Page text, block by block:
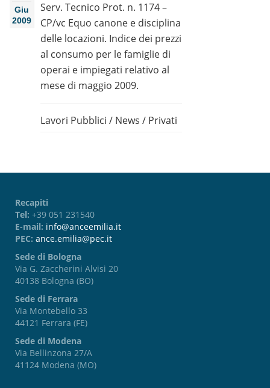
Giu
2009
Serv. Tecnico Prot. n. 1174 –
CP/vc Equo canone e disciplina
delle locazioni. Indice dei prezzi
al consumo per le famiglie di
operai e impiegati relativo al
mese di maggio 2009.
Lavori Pubblici / News / Privati
Recapiti
Tel: +39 051 231540
E-mail: info@anceemilia.it
PEC: ance.emilia@pec.it
Sede di Bologna
Via G. Zaccherini Alvisi 20
40138 Bologna (BO)
Sede di Ferrara
Via Montebello 33
44121 Ferrara (FE)
Sede di Modena
Via Bellinzona 27/A
41124 Modena (MO)